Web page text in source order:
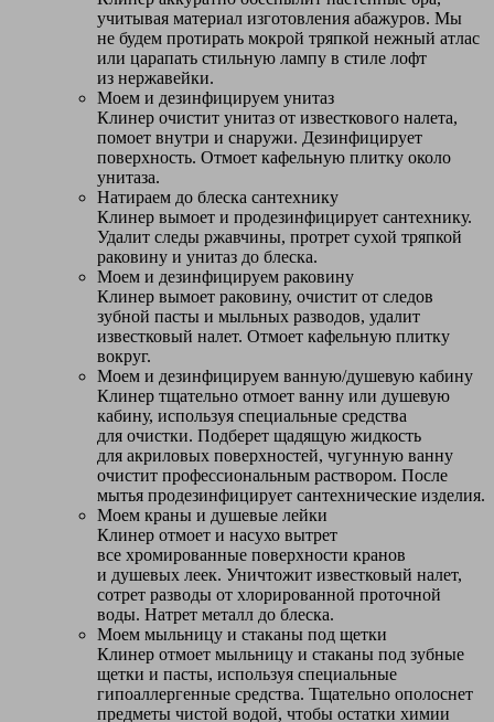
учитывая материал изготовления абажуров. Мы
не будем протирать мокрой тряпкой нежный атлас
или царапать стильную лампу в стиле лофт
из нержавейки.
Моем и дезинфицируем унитаз
Клинер очистит унитаз от известкового налета,
помоет внутри и снаружи. Дезинфицирует
поверхность. Отмоет кафельную плитку около
унитаза.
Натираем до блеска сантехнику
Клинер вымоет и продезинфицирует сантехнику.
Удалит следы ржавчины, протрет сухой тряпкой
раковину и унитаз до блеска.
Моем и дезинфицируем раковину
Клинер вымоет раковину, очистит от следов
зубной пасты и мыльных разводов, удалит
известковый налет. Отмоет кафельную плитку
вокруг.
Моем и дезинфицируем ванную/душевую кабину
Клинер тщательно отмоет ванну или душевую
кабину, используя специальные средства
для очистки. Подберет щадящую жидкость
для акриловых поверхностей, чугунную ванну
очистит профессиональным раствором. После
мытья продезинфицирует сантехнические изделия.
Моем краны и душевые лейки
Клинер отмоет и насухо вытрет
все хромированные поверхности кранов
и душевых леек. Уничтожит известковый налет,
сотрет разводы от хлорированной проточной
воды. Натрет металл до блеска.
Моем мыльницу и стаканы под щетки
Клинер отмоет мыльницу и стаканы под зубные
щетки и пасты, используя специальные
гипоаллергенные средства. Тщательно ополоснет
предметы чистой водой, чтобы остатки химии